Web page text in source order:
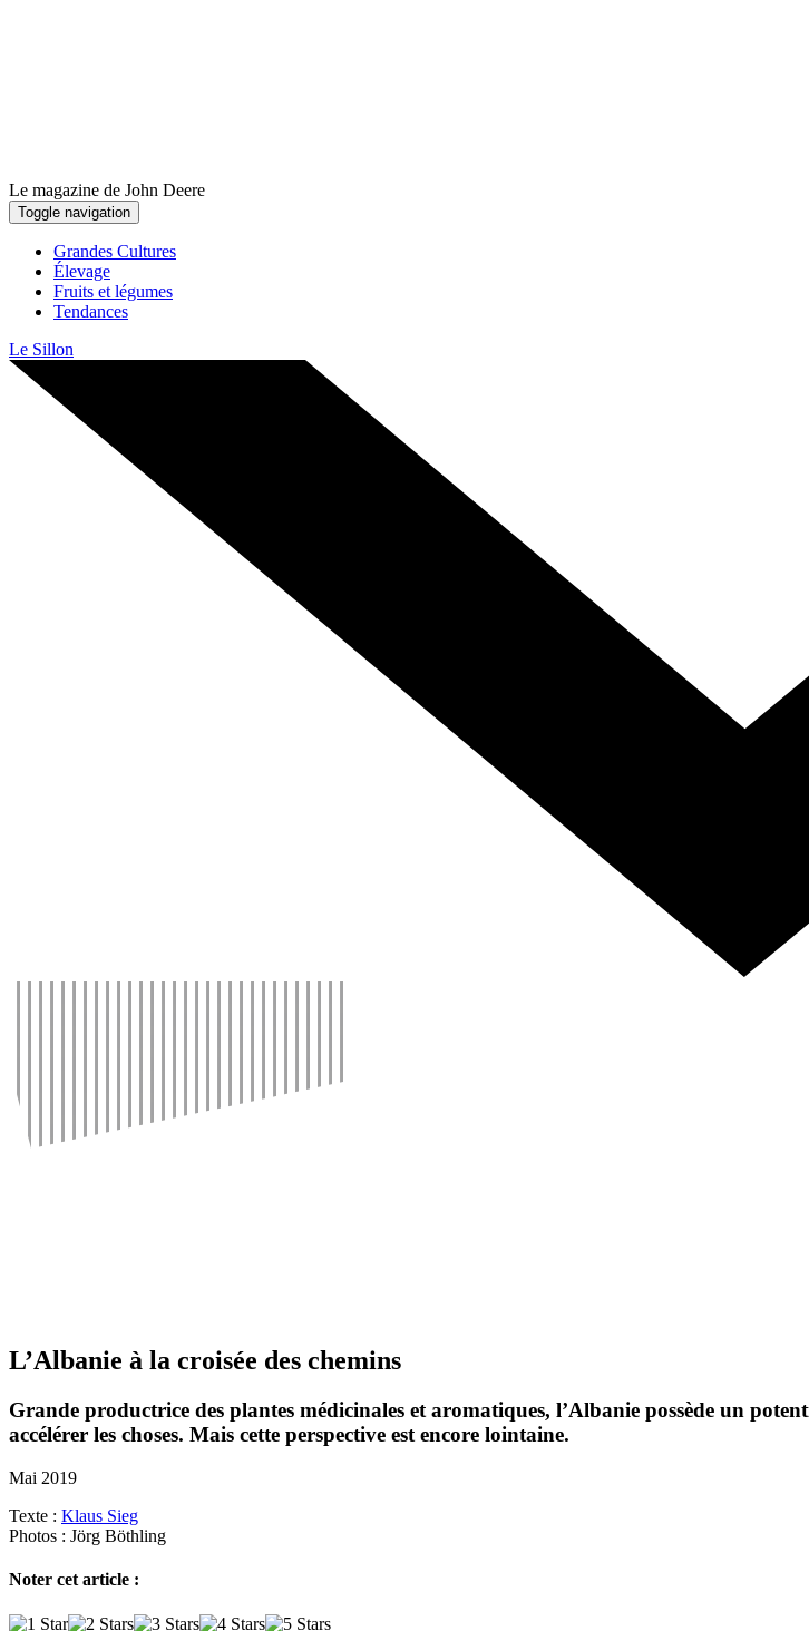
Le magazine de John Deere
Toggle navigation
Grandes Cultures
Élevage
Fruits et légumes
Tendances
Le Sillon
L’Albanie à la croisée des chemins
Grande produc­trice des plantes médi­ci­nales et aroma­tiques, l’Albanie possède un
accé­lérer les choses. Mais cette pers­pec­tive est encore loin­taine.
Mai 2019
Texte : Klaus Sieg
Photos : Jörg Böthling
Noter cet article :